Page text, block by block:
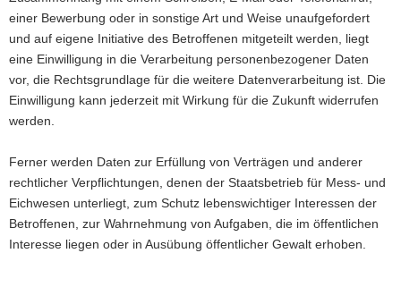
einer Bewerbung oder in sonstige Art und Weise unaufgefordert
und auf eigene Initiative des Betroffenen mitgeteilt werden, liegt
eine Einwilligung in die Verarbeitung personenbezogener Daten
vor, die Rechtsgrundlage für die weitere Datenverarbeitung ist. Die
Einwilligung kann jederzeit mit Wirkung für die Zukunft widerrufen
werden.
Ferner werden Daten zur Erfüllung von Verträgen und anderer
rechtlicher Verpflichtungen, denen der Staatsbetrieb für Mess- und
Eichwesen unterliegt, zum Schutz lebenswichtiger Interessen der
Betroffenen, zur Wahrnehmung von Aufgaben, die im öffentlichen
Interesse liegen oder in Ausübung öffentlicher Gewalt erhoben.